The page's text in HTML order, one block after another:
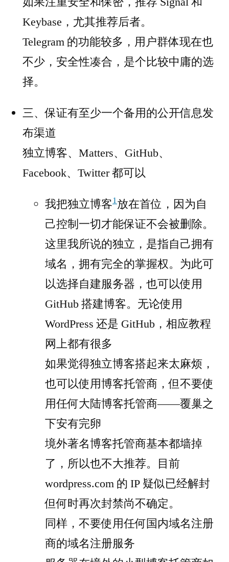
Keybase，尤其推荐后者。
Telegram 的功能较多，用户群体现在也
不少，安全性凑合，是个比较中庸的选
择。
三、保证有至少一个备用的公开信息发
布渠道
独立博客、Matters、GitHub、
Facebook、Twitter 都可以
我把独立博客1放在首位，因为自
己控制一切才能保证不会被删除。
这里我所说的独立，是指自己拥有
域名，拥有完全的掌握权。为此可
以选择自建服务器，也可以使用
GitHub 搭建博客。无论使用
WordPress 还是 GitHub，相应教程
网上都有很多
如果觉得独立博客搭起来太麻烦，
也可以使用博客托管商，但不要使
用任何大陆博客托管商——覆巢之
下安有完卵
境外著名博客托管商基本都墙掉
了，所以也不大推荐。目前
wordpress.com 的 IP 疑似已经解封
但何时再次封禁尚不确定。
同样，不要使用任何国内域名注册
商的域名注册服务